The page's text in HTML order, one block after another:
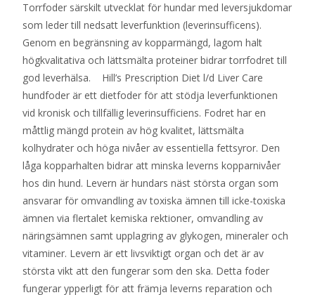
Torrfoder särskilt utvecklat för hundar med leversjukdomar
som leder till nedsatt leverfunktion (leverinsufficens).
Genom en begränsning av kopparmängd, lagom halt
högkvalitativa och lättsmälta proteiner bidrar torrfodret till
god leverhälsa. Hill’s Prescription Diet l/d Liver Care
hundfoder är ett dietfoder för att stödja leverfunktionen
vid kronisk och tillfällig leverinsufficiens. Fodret har en
måttlig mängd protein av hög kvalitet, lättsmälta
kolhydrater och höga nivåer av essentiella fettsyror. Den
låga kopparhalten bidrar att minska leverns kopparnivåer
hos din hund. Levern är hundars näst största organ som
ansvarar för omvandling av toxiska ämnen till icke-toxiska
ämnen via flertalet kemiska rektioner, omvandling av
näringsämnen samt upplagring av glykogen, mineraler och
vitaminer. Levern är ett livsviktigt organ och det är av
största vikt att den fungerar som den ska. Detta foder
fungerar ypperligt för att främja leverns reparation och